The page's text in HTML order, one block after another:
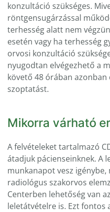
konzultáció szükséges.
röntgensugárzással
terhesség alatt nem
esetén vagy ha terhesség
orvosi konzultáció
nyugodtan elvégezhető a
követő 48 órában
szoptatást.
Mikorra várható
A felvételeket tartalmazó
átadjuk pácienseinknek. A
munkanapot vesz
radiológus szakorvos
Centerben lehetőség van
leletátvételre is. Ezt fontos